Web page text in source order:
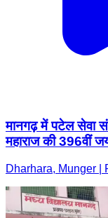
मानगढ़ में पटेल सेवा
महाराज की
Dharhara, Munger |